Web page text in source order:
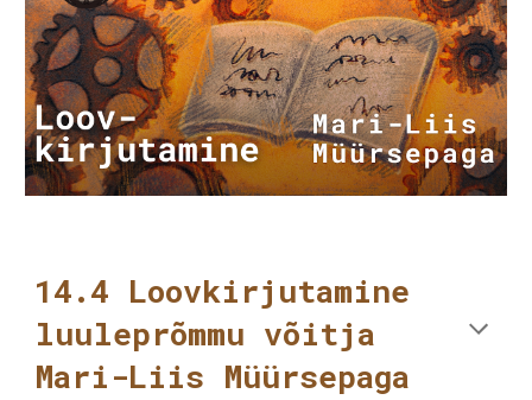
14.4 Loovkirjutamine
luuleprõmmu võitja
Mari-Liis Müürsepaga